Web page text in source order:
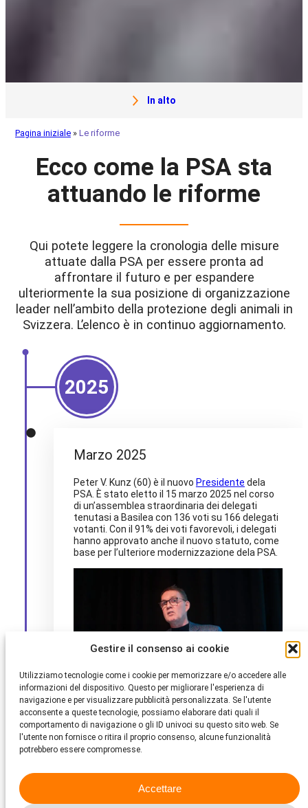
Gestire il consenso ai cookie
Utilizziamo tecnologie come i cookie per memorizzare e/o accedere alle
informazioni del dispositivo. Questo per migliorare l'esperienza di
navigazione e per visualizzare pubblicità personalizzata. Se l'utente
acconsente a queste tecnologie, possiamo elaborare dati quali il
comportamento di navigazione o gli ID univoci su questo sito web. Se
l'utente non fornisce o ritira il proprio consenso, alcune funzionalità
potrebbero essere compromesse.
Accettare
In alto
Pagina iniziale » Le riforme
Ecco come la PSA sta
attuando le riforme
Qui potete leggere la cronologia delle misure
attuate dalla PSA per essere pronta ad
affrontare il futuro e per espandere
ulteriormente la sua posizione di organizzazione
leader nell’ambito della protezione degli animali in
Svizzera. L’elenco è in continuo aggiornamento.
2025
Marzo 2025
Peter V. Kunz (60) è il nuovo Presidente dela
PSA. È stato eletto il 15 marzo 2025 nel corso
di un’assemblea straordinaria dei delegati
tenutasi a Basilea con 136 voti su 166 delegati
votanti. Con il 91% dei voti favorevoli, i delegati
hanno approvato anche il nuovo statuto, come
base per l’ulteriore modernizzazione dela PSA.
Peter V. Kunz, membro del Comitato direttivo